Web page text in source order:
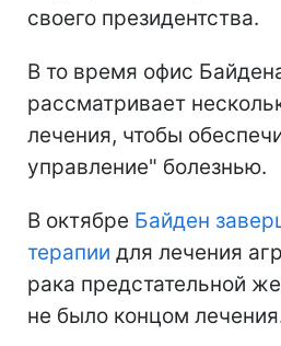
своего президентства.
В то время офис
рассматривает
лечения, чтобы
управление" болезнью.
В октябре Байден
терапии для лечения
рака предстательной
не было концом